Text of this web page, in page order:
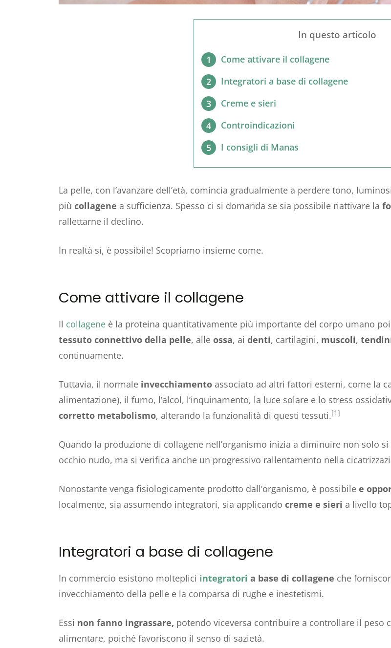
In questo articolo
1
Come attivare il collagene
2
Integratori a base di collagene
3
Creme e sieri
4
Controindicazioni
5
I consigli di Manas
La pelle, con l’avanzare dell’età, comincia gradualmente a perdere tono,
più collagene a sufficienza. Spesso ci si domanda se sia possibile riattivare la
rallettarne il declino.
In realtà sì, è possibile! Scopriamo insieme come.
Come attivare il collagene
Il collagene è la proteina quantitativamente più importante del corpo umano
tessuto connettivo della pelle, alle ossa, ai denti, cartilagini, muscoli,
continuamente.
Tuttavia, il normale invecchiamento associato ad altri fattori esterni, come la
alimentazione), il fumo, l’alcol, l’inquinamento, la luce solare e lo stress
corretto metabolismo, alterando la funzionalità di questi tessuti.[1]
Quando la produzione di collagene nell’organismo inizia a diminuire non solo
occhio nudo, ma si verifica anche un progressivo rallentamento nella
Nonostante venga fisiologicamente prodotto dall’organismo, è possibile e
localmente, sia assumendo integratori, sia applicando creme e sieri a livello
Integratori a base di collagene
In commercio esistono molteplici integratori a base di collagene che
invecchiamento della pelle e la comparsa di rughe e inestetismi.
Essi non fanno ingrassare, potendo viceversa contribuire a controllare il peso
alimentare, poiché favoriscono il senso di sazietà.